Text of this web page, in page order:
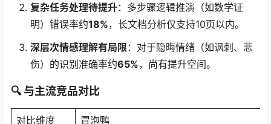
复杂任务处理待提升：多步骤逻辑推演（如数学证
明）错误率约18%，长文档分析仅支持10页以内。
深层次情感理解有局限 ：对于隐晦情绪（如讽刺、悲
伤）的识别准确率约65%，尚有提升空间。
🔍与主流竞品对比
对比维度 冒泡鸭